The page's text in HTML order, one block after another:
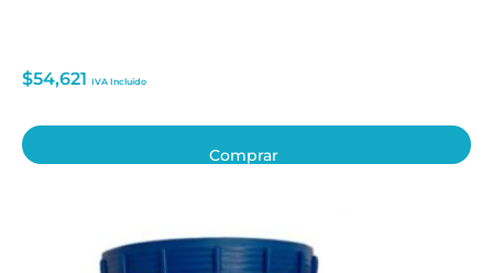
$54,621 IVA Incluido
Comprar